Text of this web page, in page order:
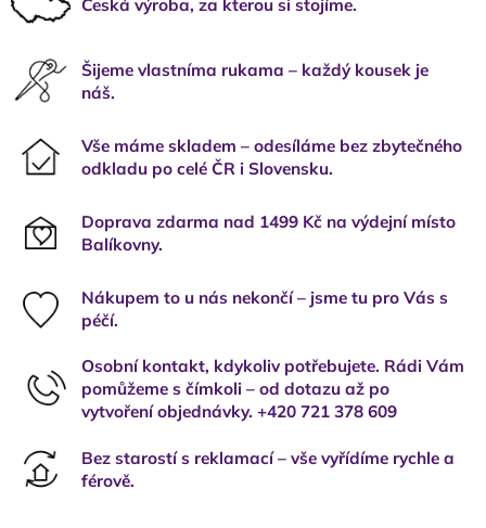
Česká výroba, za kterou si stojíme.
Šijeme vlastníma rukama – každý kousek je
náš.
Vše máme skladem – odesíláme bez zbytečného
odkladu po celé ČR i Slovensku.
Doprava zdarma nad 1499 Kč na výdejní místo
Balíkovny.
Nákupem to u nás nekončí – jsme tu pro Vás s
péčí.
Osobní kontakt, kdykoliv potřebujete. Rádi Vám
pomůžeme s čímkoli – od dotazu až po
vytvoření objednávky. +420 721 378 609
Bez starostí s reklamací – vše vyřídíme rychle a
férově.